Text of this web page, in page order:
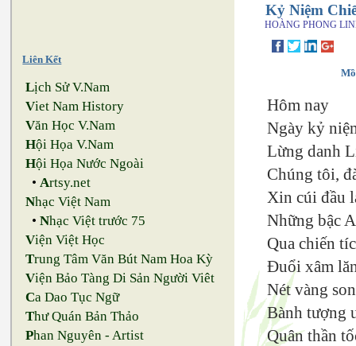
Liên Kết
Lịch Sử V.Nam
Viet Nam History
Văn Học V.Nam
Hội Họa V.Nam
Hội Họa Nước Ngoài
•Artsy.net
Nhạc Việt Nam
•Nhạc Việt trước 75
Viện Việt Học
Trung Tâm Văn Bút Nam Hoa Kỳ
Viện Bảo Tàng Di Sản Người Viêt
Ca Dao Tục Ngữ
Thư Quán Bản Thảo
Phan Nguyên - Artist
Kỷ Niệm
HOÀNG PHONG
Hôm nay
Ngày kỷ
Lừng danh
Chúng tôi,
Xin cúi đầu
Những bậc
Qua chiến
Đuổi xâm
Nét vàng
Bành tượng
Quân thần